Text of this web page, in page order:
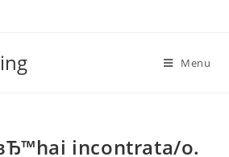
Menu
incontrata/o.